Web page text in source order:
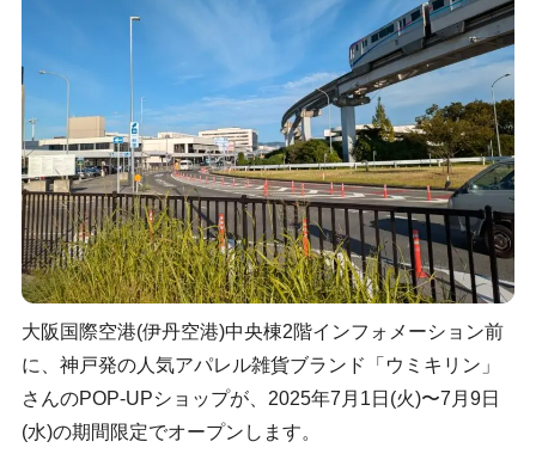
大阪国際空港(伊丹空港)中央棟2階インフォメーション前
に、神戸発の人気アパレル雑貨ブランド「ウミキリン」
さんのPOP-UPショップが、2025年7月1日(火)〜7月9日
(水)の期間限定でオープンします。